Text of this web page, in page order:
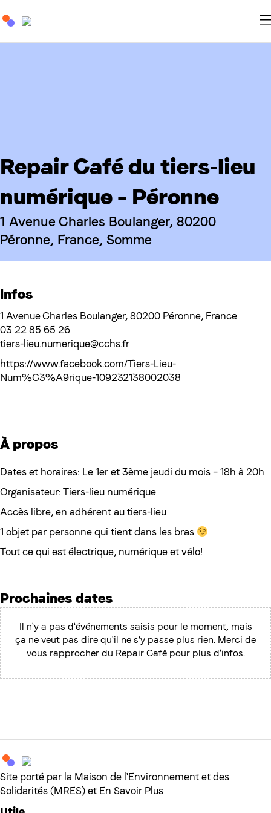
Repair Café du tiers-lieu
numérique – Péronne
1 Avenue Charles Boulanger, 80200
Péronne, France, Somme
Infos
1 Avenue Charles Boulanger, 80200 Péronne, France
03 22 85 65 26
tiers-lieu.numerique@cchs.fr
https://www.facebook.com/Tiers-Lieu-
Num%C3%A9rique-109232138002038
À propos
Dates et horaires: Le 1er et 3ème jeudi du mois – 18h à 20h
Organisateur: Tiers-lieu numérique
Accès libre, en adhérent au tiers-lieu
1 objet par personne qui tient dans les bras
Tout ce qui est électrique, numérique et vélo!
Prochaines dates
Il n'y a pas d'événements saisis pour le moment, mais
ça ne veut pas dire qu'il ne s'y passe plus rien. Merci de
vous rapprocher du Repair Café pour plus d'infos.
Site porté par la Maison de l'Environnement et des
Solidarités (MRES) et En Savoir Plus